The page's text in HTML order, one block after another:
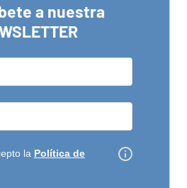
a nuestra
la Política de